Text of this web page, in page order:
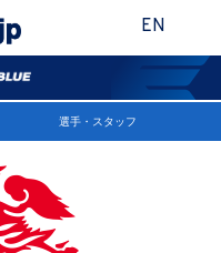
EN
選手・スタッフ